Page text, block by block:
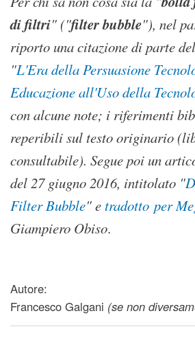
di filtri" ("filter bubble"), nel
riporto una citazione di parte
"L'Era della Persuasione
Educazione all'Uso della
con alcune note; i riferimenti
reperibili sul testo originario
consultabile). Segue poi un
del 27 giugno 2016, intitolato "
Filter Bubble" etradotto per
Giampiero Obiso.
about Referendum Brexit: un
sociali e politiche della bolla-filtro
network, dei motori di ricerca,
Autore:
Francesco Galgani (se non